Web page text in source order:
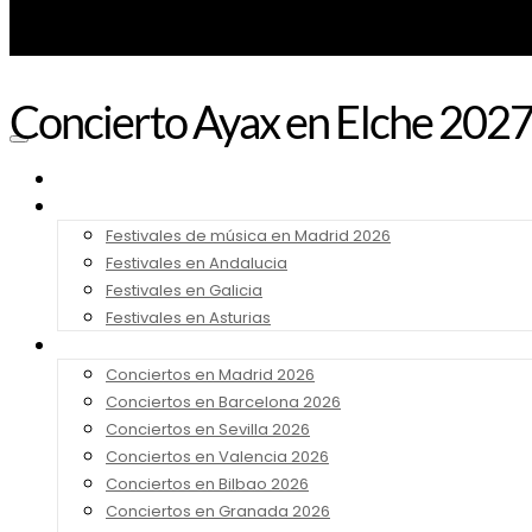
Festivales de música en Madrid 2026
Festivales en Andalucia
Festivales en Galicia
Festivales en Asturias
Conciertos en Madrid 2026
Conciertos en Barcelona 2026
Conciertos en Sevilla 2026
Conciertos en Valencia 2026
Conciertos en Bilbao 2026
Conciertos en Granada 2026
Concierto Ayax en Elche